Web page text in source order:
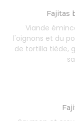
Fajitas
Viande
l'oignons et du
de tortilla tiède,